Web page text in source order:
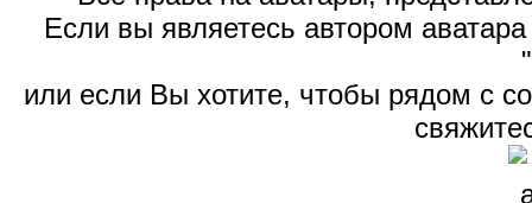
Если вы являетесь автором
или если Вы хотите, чтобы рядом с